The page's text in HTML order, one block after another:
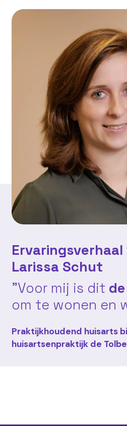
Ervaringsverhaal
Larissa Schut
"Voor mij is dit
om te wonen en
Praktijkhoudend huisarts
huisartsenpraktijk de